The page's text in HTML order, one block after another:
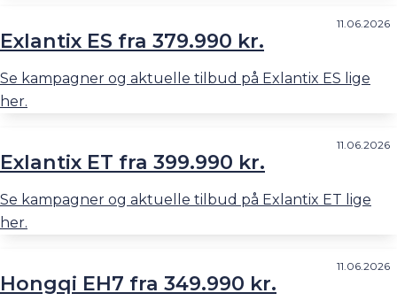
11.06.2026
Exlantix ES fra 379.990 kr.
Se kampagner og aktuelle tilbud på Exlantix ES lige
her.
11.06.2026
Exlantix ET fra 399.990 kr.
Se kampagner og aktuelle tilbud på Exlantix ET lige
her.
11.06.2026
Hongqi EH7 fra 349.990 kr.